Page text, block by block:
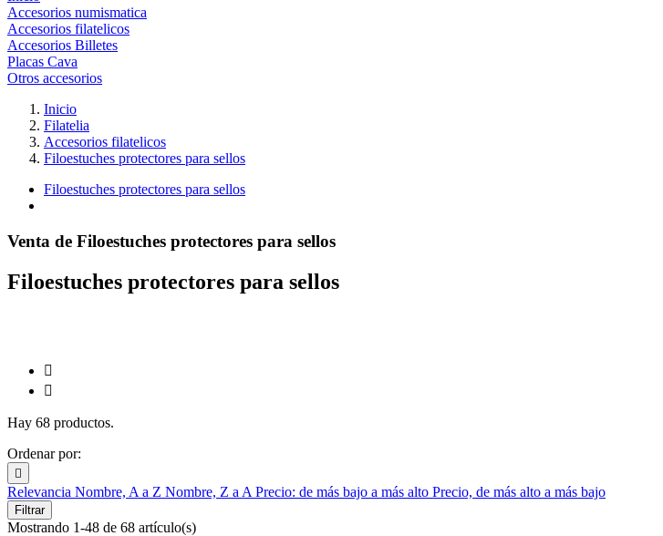
Accesorios numismatica
Accesorios filatelicos
Accesorios Billetes
Placas Cava
Otros accesorios
Inicio
Filatelia
Accesorios filatelicos
Filoestuches protectores para sellos
Filoestuches protectores para sellos
Venta de Filoestuches protectores para sellos
Filoestuches protectores para sellos


Hay 68 productos.
Ordenar por:

Relevancia Nombre, A a Z Nombre, Z a A Precio: de más bajo a más alto Precio, de más alto a más bajo
Filtrar
Mostrando 1-48 de 68 artículo(s)